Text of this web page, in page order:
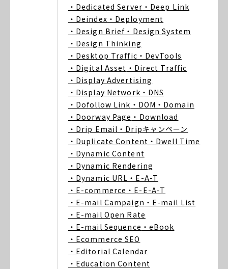
・Dedicated Server ・Deep Link
・Deindex ・Deployment
・Design Brief ・Design System
・Design Thinking
・Desktop Traffic ・DevTools
・Digital Asset ・Direct Traffic
・Display Advertising
・Display Network ・DNS
・Dofollow Link ・DOM ・Domain
・Doorway Page ・Download
・Drip Email ・Dripキャンペーン
・Duplicate Content ・Dwell Time
・Dynamic Content
・Dynamic Rendering
・Dynamic URL ・E-A-T
・E-commerce ・E-E-A-T
・E-mail Campaign ・E-mail List
・E-mail Open Rate
・E-mail Sequence ・eBook
・Ecommerce SEO
・Editorial Calendar
・Education Content